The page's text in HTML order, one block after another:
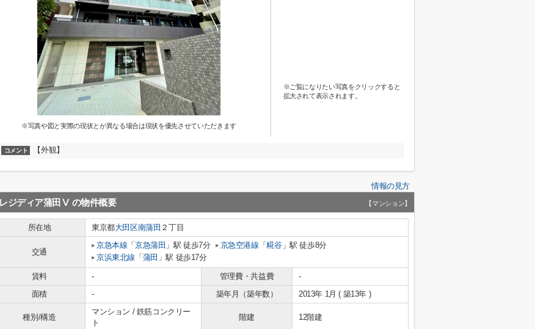
※写真や図と実際の現状とが異なる場合は現状を優先させていただきます
※ご覧になりたい写真をクリックすると
拡大されて表示されます。
コメント 【外観】
情報の見方
レジディア蒲田Ⅴ の物件概要 【マンション】
所在地 東京都大田区南蒲田 ２丁目
交通
京急本線 「京急蒲田 」駅 徒歩7分 京急空港線 「糀谷」駅 徒歩8分
京浜東北線 「 蒲田 」駅 徒歩17分
賃料 - 管理費・共益費
-
面積
- 築年月（築年数） 2013年 1月 ( 築13年 )
種別/構造
マンション / 鉄筋コンクリー
ト
階建 12階建